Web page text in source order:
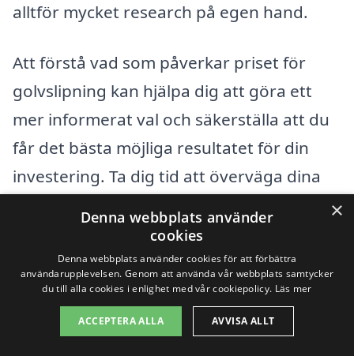
alltför mycket research på egen hand.
Att förstå vad som påverkar priset för
golvslipning kan hjälpa dig att göra ett
mer informerat val och säkerställa att du
får det bästa möjliga resultatet för din
investering. Ta dig tid att överväga dina
det perfekta företaget för golvslipning i
Väring.
Få 3 erbjudanden, gratis och utan
×
Denna webbplats använder
cookies
Denna webbplats använder cookies för att förbättra
användarupplevelsen. Genom att använda vår webbplats samtycker
du till alla cookies i enlighet med vår cookiepolicy. Läs mer
ACCEPTERA ALLA AVVISA ALLT